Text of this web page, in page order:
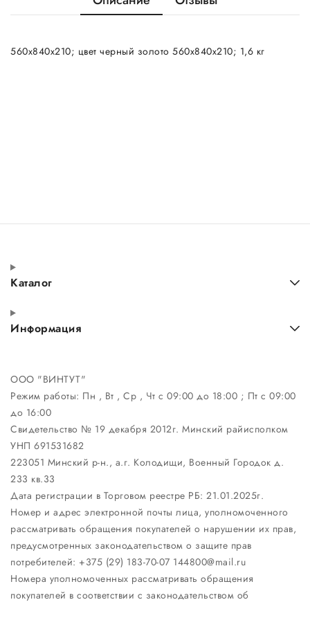
560х840х210; цвет черный золото 560х840х210; 1,6 кг
Каталог
Информация
ООО "ВИНТУТ"
Режим работы: Пн , Вт , Ср , Чт c 09:00 до 18:00 ; Пт c 09:00
до 16:00
Свидетельство № 19 декабря 2012г. Минский райисполком
УНП 691531682
223051 Минский р-н., а.г. Колодищи, Военный Городок д.
233 кв.33
Дата регистрации в Торговом реестре РБ: 21.01.2025г.
Номер и адрес электронной почты лица, уполномоченного
рассматривать обращения покупателей о нарушении их прав,
предусмотренных законодательством о защите прав
потребителей: +375 (29) 183-70-07 144800@mail.ru
Номера уполномоченных рассматривать обращения
покупателей в соответствии с законодательством об